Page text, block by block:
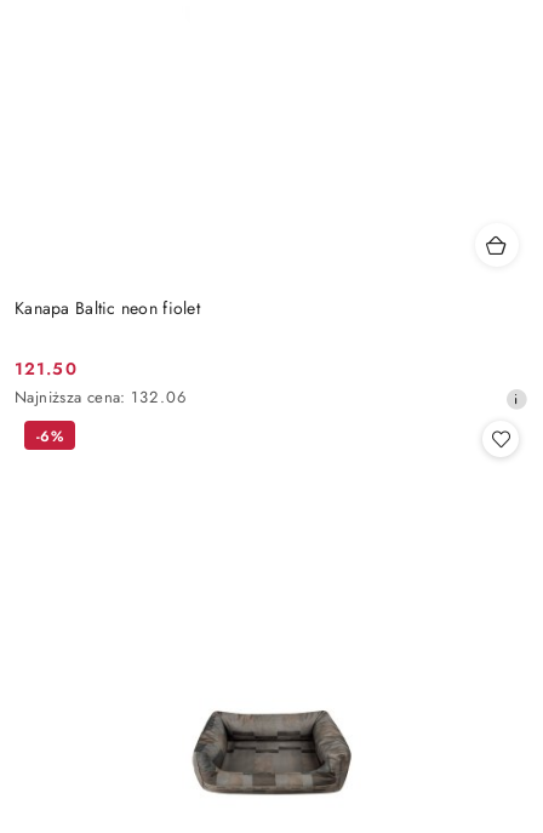
Kanapa Baltic neon fiolet
Cena
promocyjna:
121.50
Najniższa
cena
Najniższa cena: 132.06
-6%